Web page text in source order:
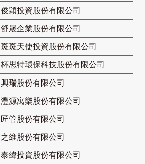
俊穎投資股份有限公司
舒晟企業股份有限公司
斑斑天使投資股份有限公司
杯思特環保科技股份有限公司
興瑞股份有限公司
灃源寓樂股份有限公司
匠管股份有限公司
之維股份有限公司
泰緯投資股份有限公司